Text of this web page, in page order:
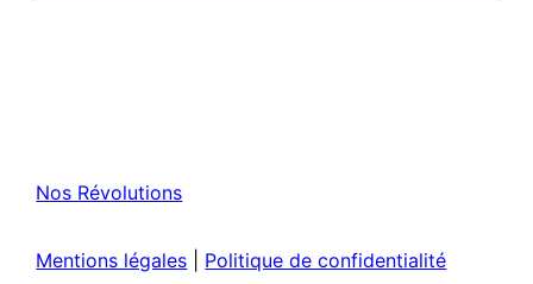
Nos Révolutions
Mentions légales Politique de confidentialité